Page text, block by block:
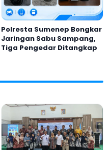
Polresta Sumenep Bongkar
Jaringan Sabu Sampang,
Tiga Pengedar Ditangkap